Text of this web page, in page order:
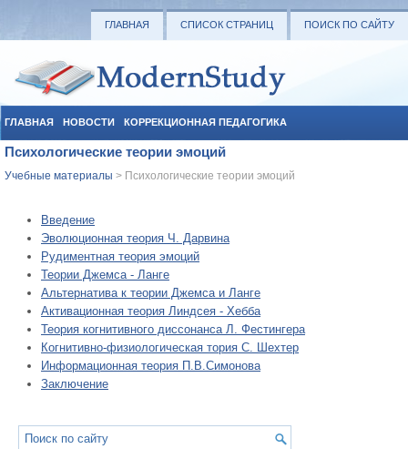
ГЛАВНАЯ СПИСОК СТРАНИЦ ПОИСК ПО САЙТУ
ГЛАВНАЯ НОВОСТИ КОРРЕКЦИОННАЯ ПЕДАГОГИКА
СОЦИАЛЬНАЯ ПЕДАГОГИКА УЧЕБНЫЕ МАТЕРИАЛЫ
Психологические теории эмоций
Учебные материалы > Психологические теории эмоций
Введение
Эволюционная теория Ч. Дарвина
Рудиментная теория эмоций
Теории Джемса - Ланге
Альтернатива к теории Джемса и Ланге
Активационная теория Линдсея - Хебба
Теория когнитивного диссонанса Л. Фестингера
Когнитивно-физиологическая тория С. Шехтер
Информационная теория П.В.Симонова
Заключение